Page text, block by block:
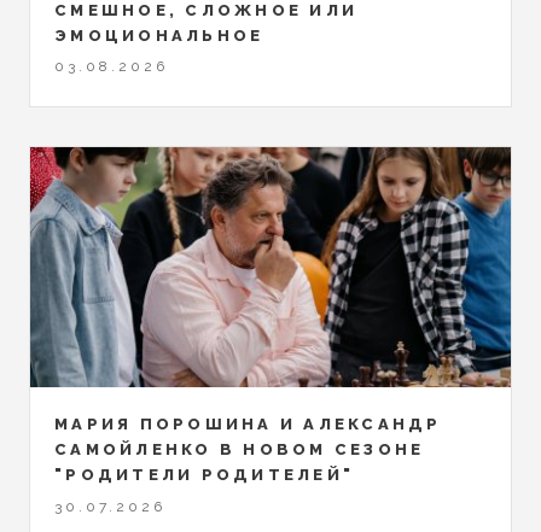
СМЕШНОЕ, СЛОЖНОЕ ИЛИ
ЭМОЦИОНАЛЬНОЕ
03.08.2026
МАРИЯ ПОРОШИНА И АЛЕКСАНДР
САМОЙЛЕНКО В НОВОМ СЕЗОНЕ
"РОДИТЕЛИ РОДИТЕЛЕЙ"
30.07.2026